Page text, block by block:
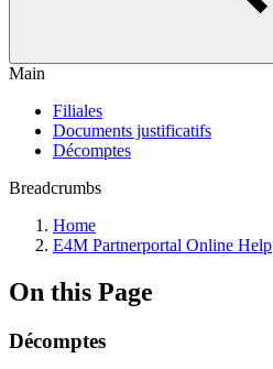
Main
Filiales
Documents justificatifs
Décomptes
Breadcrumbs
Home
E4M Partnerportal Online Help
On this Page
Décomptes